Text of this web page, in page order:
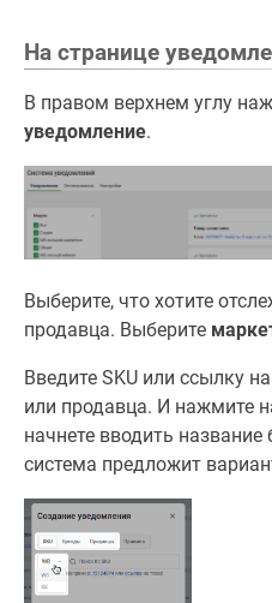
На странице
В правом верхнем углу
уведомление.
Выберите, что хотите
продавца. Выберите
Введите SKU или ссылку
или продавца. И нажмите
начнете вводить
система предложит